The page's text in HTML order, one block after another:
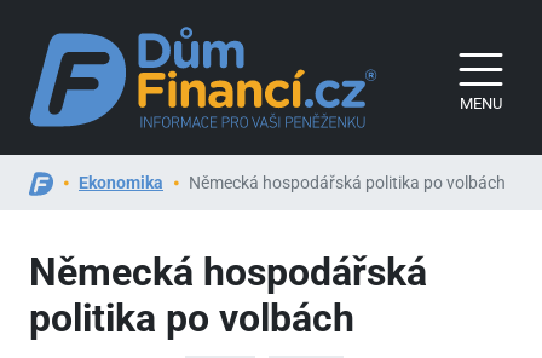
MENU
Ekonomika Německá hospodářská politika po volbách
Německá hospodářská
politika po volbách